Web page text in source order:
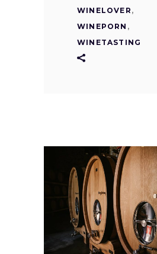
WINELOVER ,
WINEPORN ,
WINETASTING